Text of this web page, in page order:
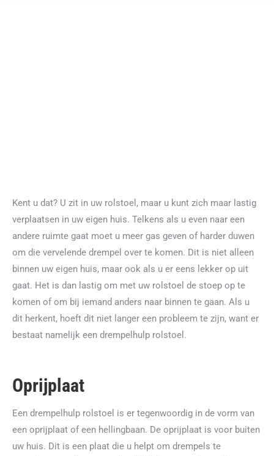
Kent u dat? U zit in uw rolstoel, maar u kunt zich maar lastig
verplaatsen in uw eigen huis. Telkens als u even naar een
andere ruimte gaat moet u meer gas geven of harder duwen
om die vervelende drempel over te komen. Dit is niet alleen
binnen uw eigen huis, maar ook als u er eens lekker op uit
gaat. Het is dan lastig om met uw rolstoel de stoep op te
komen of om bij iemand anders naar binnen te gaan. Als u
dit herkent, hoeft dit niet langer een probleem te zijn, want er
bestaat namelijk een drempelhulp rolstoel.
Oprijplaat
Een drempelhulp rolstoel is er tegenwoordig in de vorm van
een oprijplaat of een hellingbaan. De oprijplaat is voor buiten
uw huis. Dit is een plaat die u helpt om drempels te